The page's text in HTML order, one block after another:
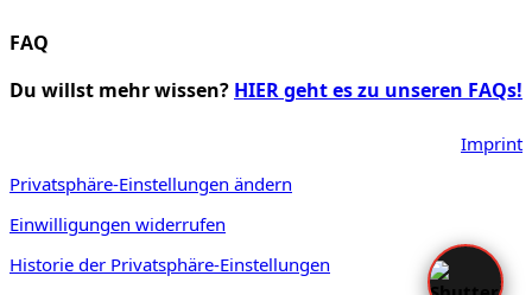
FAQ
Du willst mehr wissen? HIER geht es zu unseren FAQs!
Imprint
Privatsphäre-Einstellungen ändern
Einwilligungen widerrufen
Historie der Privatsphäre-Einstellungen